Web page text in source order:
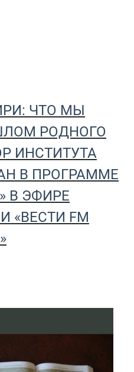
ЧТО МЫ
РОДНОГО
ИНСТИТУТА
В ПРОГРАММЕ
В ЭФИРЕ
«ВЕСТИ FM